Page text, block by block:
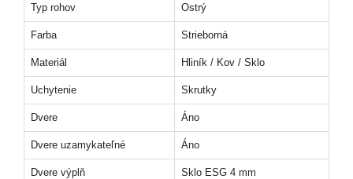
Typ rohov Ostrý
Farba Strieborná
Materiál Hliník / Kov / Sklo
Uchytenie Skrutky
Dvere Áno
Dvere uzamykateľné Áno
Dvere výplň Sklo ESG 4 mm